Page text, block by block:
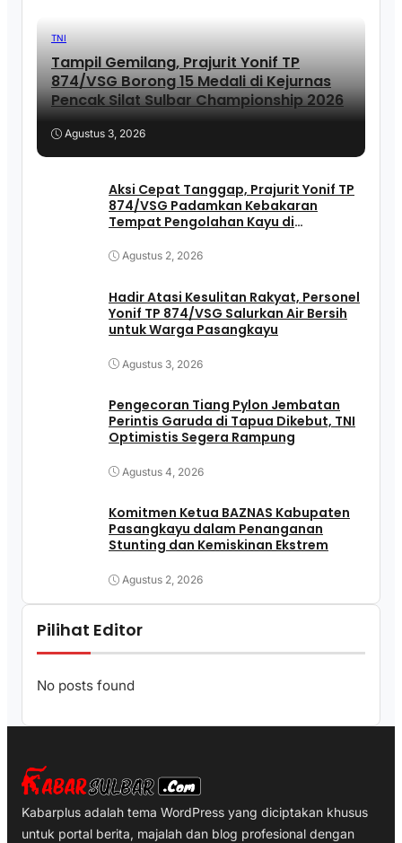
TNI
Tampil Gemilang, Prajurit Yonif TP
874/VSG Borong 15 Medali di Kejurnas
Pencak Silat Sulbar Championship 2026
Agustus 3, 2026
Aksi Cepat Tanggap, Prajurit Yonif TP
874/VSG Padamkan Kebakaran
Tempat Pengolahan Kayu di
Agustus 2, 2026
Hadir Atasi Kesulitan Rakyat, Personel
Yonif TP 874/VSG Salurkan Air Bersih
untuk Warga Pasangkayu
Agustus 3, 2026
Pengecoran Tiang Pylon Jembatan
Perintis Garuda di Tapua Dikebut, TNI
Optimistis Segera Rampung
Agustus 4, 2026
Komitmen Ketua BAZNAS Kabupaten
Pasangkayu dalam Penanganan
Stunting dan Kemiskinan Ekstrem
Agustus 2, 2026
Pilihat Editor
No posts found
Kabarplus adalah tema WordPress yang diciptakan khusus
untuk portal berita, majalah dan blog profesional dengan